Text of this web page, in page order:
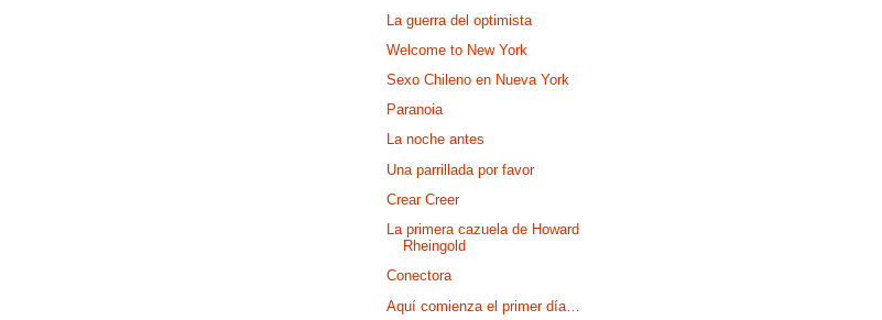
La guerra del optimista
Welcome to New York
Sexo Chileno en Nueva York
Paranoia
La noche antes
Una parrillada por favor
Crear Creer
La primera cazuela de Howard
Rheingold
Conectora
Aquí comienza el primer día…